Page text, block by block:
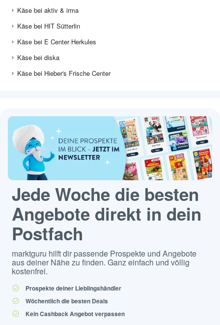
Käse bei aktiv & irma
Käse bei HIT Sütterlin
Käse bei E Center Herkules
Käse bei diska
Käse bei Hieber's Frische Center
Jede Woche die besten
Angebote direkt in dein
Postfach
marktguru hilft dir passende Prospekte und Angebote
aus deiner Nähe zu finden. Ganz einfach und völlig
kostenfrei.
Prospekte deiner Lieblingshändler
Wöchentlich die besten Deals
Kein Cashback Angebot verpassen